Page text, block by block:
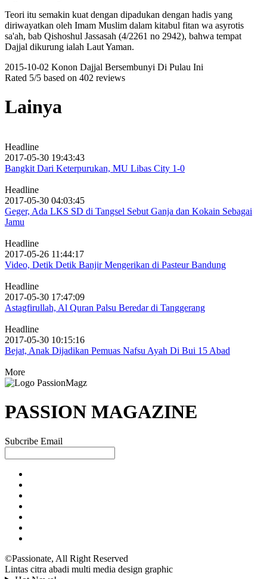
Teori itu semakin kuat dengan dipadukan dengan hadis yang
diriwayatkan oleh Imam Muslim dalam kitabul fitan wa asyrotis
sa'ah, bab Qishoshul Jassasah (4/2261 no 2942), bahwa tempat
Dajjal dikurung ialah Laut Yaman.
2015-10-02 Konon Dajjal Bersembunyi Di Pulau Ini
Rated 5/5 based on 402 reviews
Lainya
Headline
2017-05-30 19:43:43
Bangkit Dari Keterpurukan, MU Libas City 1-0
Headline
2017-05-30 04:03:45
Geger, Ada LKS SD di Tangsel Sebut Ganja dan Kokain Sebagai
Jamu
Headline
2017-05-26 11:44:17
Video, Detik Detik Banjir Mengerikan di Pasteur Bandung
Headline
2017-05-30 17:47:09
Astagfirullah, Al Quran Palsu Beredar di Tanggerang
Headline
2017-05-30 10:15:16
Bejat, Anak Dijadikan Pemuas Nafsu Ayah Di Bui 15 Abad
More
PASSION MAGAZINE
Subcribe Email
©Passionate, All Right Reserved
Lintas citra abadi multi media design graphic